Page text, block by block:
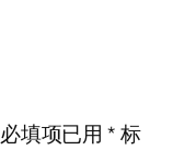
必填项已用*标